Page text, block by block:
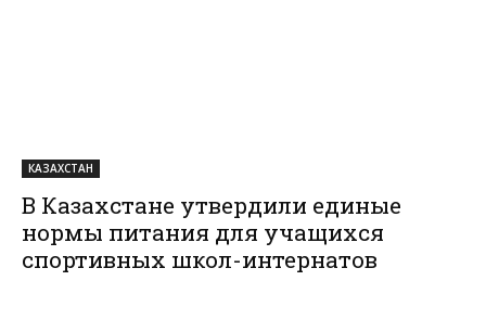
КАЗАХСТАН
В Казахстане утвердили единые
нормы питания для учащихся
спортивных школ-интернатов